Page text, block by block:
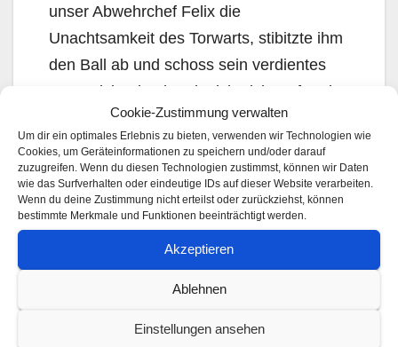
Cookie-Zustimmung verwalten
Um dir ein optimales Erlebnis zu bieten, verwenden wir Technologien wie
Cookies, um Geräteinformationen zu speichern und/oder darauf
zuzugreifen. Wenn du diesen Technologien zustimmst, können wir Daten
wie das Surfverhalten oder eindeutige IDs auf dieser Website verarbeiten.
Wenn du deine Zustimmung nicht erteilst oder zurückziehst, können
bestimmte Merkmale und Funktionen beeinträchtigt werden.
Akzeptieren
Ablehnen
Einstellungen ansehen
unser Abwehrchef Felix die
Unachtsamkeit des Torwarts, stibitzte ihm
den Ball ab und schoss sein verdientes
Tor. Reichenbach gab sich nicht auf und
kam in der 10. Minute zum 2:3, wieder
eine Unstimmigkeit in der Abwehr. Erneut
traf Milan, durch einen schön raus
gespielten Diagonalpass von Karl, volley
zum 4:2. Die letzten 9 Minuten standen
wir hinten stabil und kontrollierten das
Nach den 8 Turnierrunden merkten wir,